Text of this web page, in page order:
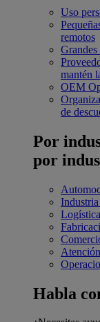
Uso
remotos
Grandes
mantén
OEM
de
Por
por
Logística
Habla